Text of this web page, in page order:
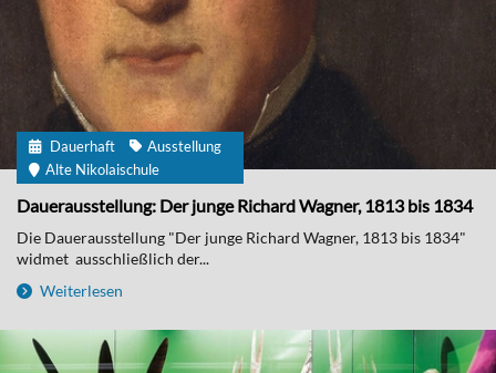
Dauerhaft
Ausstellung
Alte Nikolaischule
Dauerausstellung: Der junge Richard Wagner, 1813 bis 1834
Die Dauerausstellung "Der junge Richard Wagner, 1813 bis 1834"
widmet ausschließlich der...
Weiterlesen